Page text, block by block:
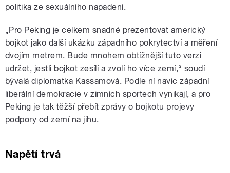
politika ze sexuálního napadení.
„Pro Peking je celkem snadné prezentovat americký
bojkot jako další ukázku západního pokrytectví a měření
dvojím metrem. Bude mnohem obtížnější tuto verzi
udržet, jestli bojkot zesílí a zvolí ho více zemí,“ soudí
bývalá diplomatka Kassamová. Podle ní navíc západní
liberální demokracie v zimních sportech vynikají, a pro
Peking je tak těžší přebít zprávy o bojkotu projevy
podpory od zemí na jihu.
Napětí trvá